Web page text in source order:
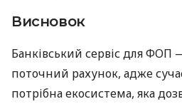
Висновок
Банківський сервіс для
поточний рахунок, адже
потрібна екосистема, яка